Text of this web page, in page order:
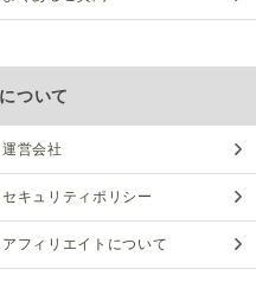
ついて
運営会社
セキュリティポリシー
アフィリエイトについて